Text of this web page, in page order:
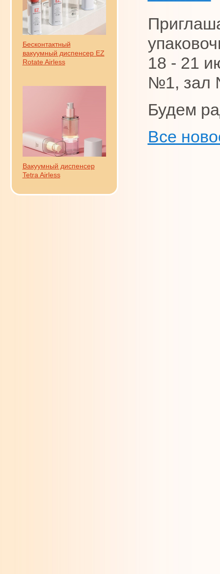
Бесконтактный
вакуумный диспенсер EZ
Rotate Airless
Вакуумный диспенсер
Tetra Airless
18 - 21
№1, зал
Будем
Все